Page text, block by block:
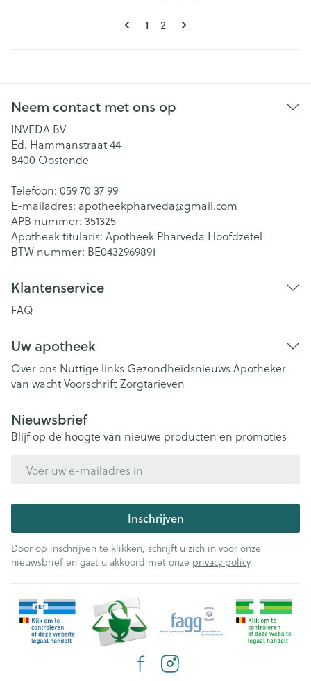
Pagina's
U lees momenteel pagina
1 Pagina
2
Neem contact met ons op
INVEDA BV
Ed. Hammanstraat 44
8400 Oostende
Telefoon: 059 70 37 99
E-mailadres: apotheekpharveda@gmail.com
APB nummer: 351325
Apotheek titularis: Apotheek Pharveda Hoofdzetel
BTW nummer: BE0432969891
Klantenservice
FAQ
Uw apotheek
Over ons Nuttige links Gezondheidsnieuws Apotheker
van wachtVoorschriftZorgtarieven
Nieuwsbrief
Blijf op de hoogte van nieuwe producten en promoties
Inschrijven
Door op inschrijven te klikken, schrijft u zich in voor onze
nieuwsbrief en gaat u akkoord met onze privacy policy.